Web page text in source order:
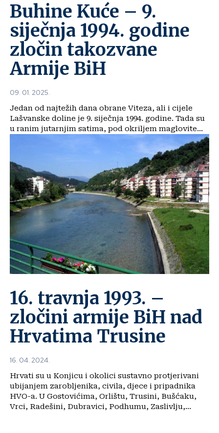
Buhine Kuće – 9.
siječnja 1994. godine
zločin takozvane
Armije BiH
09. 01. 2025.
Jedan od najtežih dana obrane Viteza, ali i cijele
Lašvanske doline je 9. siječnja 1994. godine. Tada su
u ranim jutarnjim satima, pod okriljem maglovite...
16. travnja 1993. –
zločini armije BiH nad
Hrvatima Trusine
16. 04. 2024.
Hrvati su u Konjicu i okolici sustavno protjerivani
ubijanjem zarobljenika, civila, djece i pripadnika
HVO-a. U Gostovićima, Orlištu, Trusini, Bušćaku,
Vrci, Radešini, Dubravici, Podhumu, Zaslivlju,...